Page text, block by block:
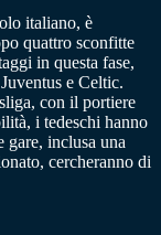
italiano, è
quattro sconfitte
in questa fase,
e Celtic.
con il portiere
i tedeschi hanno
gare, inclusa una
cercheranno di